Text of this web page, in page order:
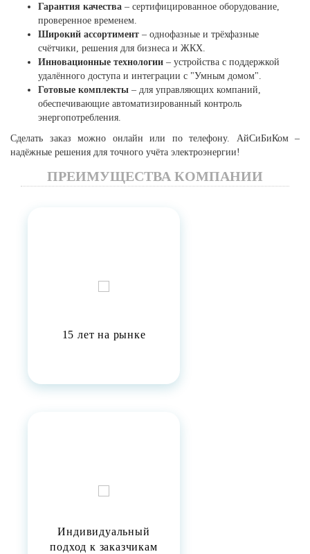
Гарантия качества – сертифицированное оборудование,
проверенное временем.
Широкий ассортимент – однофазные и трёхфазные
счётчики, решения для бизнеса и ЖКХ.
Инновационные технологии – устройства с поддержкой
удалённого доступа и интеграции с "Умным домом".
Готовые комплекты – для управляющих компаний,
обеспечивающие автоматизированный контроль
энергопотребления.
Сделать заказ можно онлайн или по телефону. АйСиБиКом –
надёжные решения для точного учёта электроэнергии!
ПРЕИМУЩЕСТВА КОМПАНИИ
15 лет на рынке
Индивидуальный
подход к заказчикам